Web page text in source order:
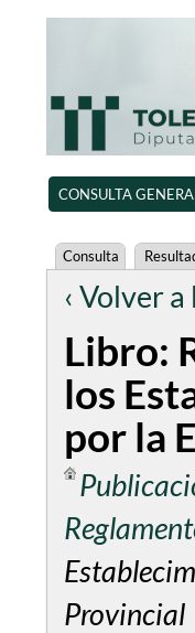
CONSULTA
Consulta
‹ Volver
Libro:
los
por la
Provincial